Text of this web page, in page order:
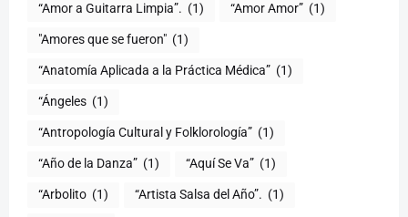
“Amor a Guitarra Limpia”. (1) “Amor Amor” (1)
"Amores que se fueron" (1)
“Anatomía Aplicada a la Práctica Médica” (1)
“Ángeles (1)
“Antropología Cultural y Folklorología” (1)
“Año de la Danza” (1) “Aquí Se Va” (1)
“Arbolito (1) “Artista Salsa del Año”. (1)